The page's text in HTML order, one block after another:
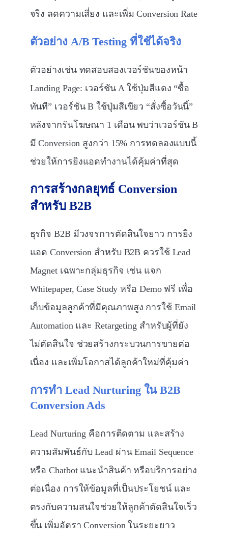
จริง ลดความเสี่ยง และเพิ่ม Conversion Rate
ตัวอย่าง A/B Testing ที่ใช้ได้จริง
ตัวอย่างเช่น ทดสอบสองเวอร์ชันของหน้า
Landing Page: เวอร์ชัน A ใช้ปุ่มสีแดง “ซื้อ
ทันที” เวอร์ชัน B ใช้ปุ่มสีเขียว “สั่งซื้อวันนี้”
หลังจากรันโฆษณา 1 เดือน พบว่าเวอร์ชัน B
มี Conversion สูงกว่า 15% การทดลองแบบนี้
ช่วยให้การยิงแอดทำงานได้คุ้มค่าที่สุด
การสร้างกลยุทธ์ Conversion
สำหรับ B2B
ธุรกิจ B2B มีวงจรการตัดสินใจยาว การยิง
แอด Conversion สำหรับ B2B ควรใช้ Lead
Magnet เฉพาะกลุ่มธุรกิจ เช่น แจก
Whitepaper, Case Study หรือ Demo ฟรี เพื่อ
เก็บข้อมูลลูกค้าที่มีคุณภาพสูง การใช้ Email
Automation และ Retargeting สำหรับผู้ที่ยัง
ไม่ตัดสินใจ ช่วยสร้างกระบวนการขายต่อ
เนื่อง และเพิ่มโอกาสได้ลูกค้าใหม่ที่คุ้มค่า
การทำ Lead Nurturing ใน B2B
Conversion Ads
Lead Nurturing คือการติดตาม และสร้าง
ความสัมพันธ์กับ Lead ผ่าน Email Sequence
หรือ Chatbot แนะนำสินค้า หรือบริการอย่าง
ต่อเนื่อง การให้ข้อมูลที่เป็นประโยชน์ และ
ตรงกับความสนใจช่วยให้ลูกค้าตัดสินใจเร็ว
ขึ้น เพิ่มอัตรา Conversion ในระยะยาว